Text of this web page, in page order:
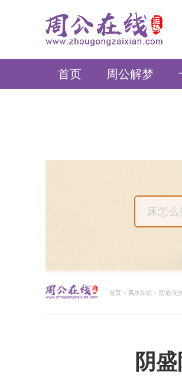
周公在线
首页 周公解梦
首页 > 风水知识 > 防范/化
阴